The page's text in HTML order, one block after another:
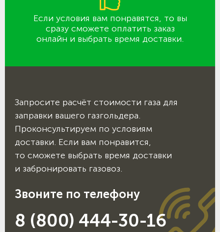
Если условия вам понравятся, то вы
сразу сможете оплатить заказ
онлайн и выбрать время доставки.
Запросите расчёт стоимости газа для
заправки вашего газгольдера.
Проконсультируем по условиям
доставки. Если вам понравится,
то сможете выбрать время доставки
и забронировать газовоз.
Звоните по телефону
8 (800) 444-30-16